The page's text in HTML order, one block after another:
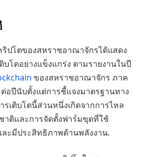
ปโตของสหราชอาณาจักรได้แสดง
บโตอย่างแข็งแกร่ง ตามรายงานในปี
ของสหราชอาณาจักร ภาค
อปีนับตั้งแต่การชี้แจงมาตรฐานทาง
รเติบโตนี้ส่วนหนึ่งเกิดจากการไหล
าติและการจัดตั้งฟาร์มขุดที่ใช้
ะมีประสิทธิภาพด้านพลังงาน.